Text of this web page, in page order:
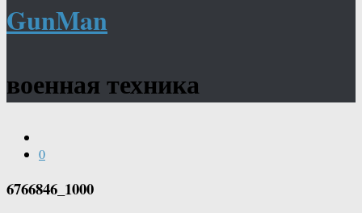
GunMan
военная техника
0
6766846_1000